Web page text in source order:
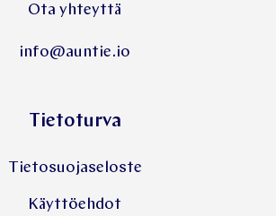
Ota yhteyttä
info@auntie.io
Tietoturva
Tietosuojaseloste
Käyttöehdot